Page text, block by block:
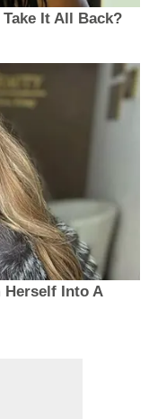
It All Back?
Herself Into A